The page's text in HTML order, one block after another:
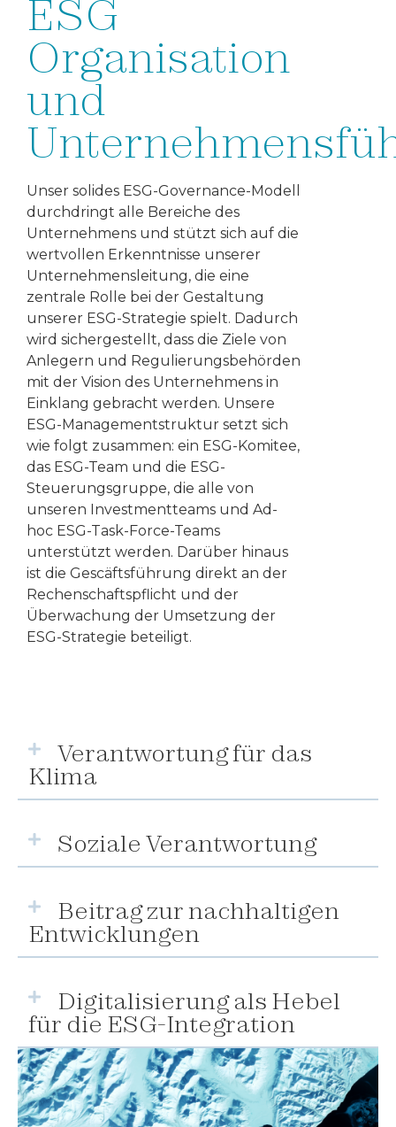
ESG
Organisation
und
Unser solides ESG-Governance-Modell
durchdringt alle Bereiche des
Unternehmens und stützt sich auf die
wertvollen Erkenntnisse unserer
Unternehmensleitung, die eine
zentrale Rolle bei der Gestaltung
unserer ESG-Strategie spielt. Dadurch
wird sichergestellt, dass die Ziele von
Anlegern und Regulierungsbehörden
mit der Vision des Unternehmens in
Einklang gebracht werden. Unsere
ESG-Managementstruktur setzt sich
wie folgt zusammen: ein ESG-Komitee,
das ESG-Team und die ESG-
Steuerungsgruppe, die alle von
unseren Investmentteams und Ad-
hoc ESG-Task-Force-Teams
unterstützt werden. Darüber hinaus
ist die Gescäftsführung direkt an der
Rechenschaftspflicht und der
Überwachung der Umsetzung der
ESG-Strategie beteiligt.
Verantwortung für das
Klima
Soziale Verantwortung
Beitrag zur nachhaltigen
Entwicklungen
Digitalisierung als Hebel
für die ESG-Integration